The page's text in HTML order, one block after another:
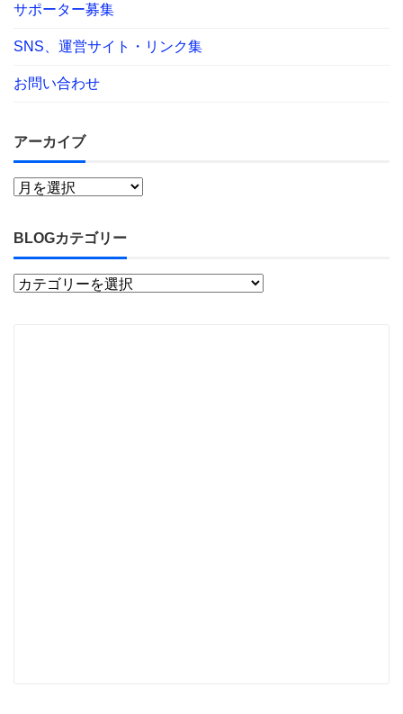
サポーター募集
SNS、運営サイト・リンク集
お問い合わせ
アーカイブ
BLOGカテゴリー